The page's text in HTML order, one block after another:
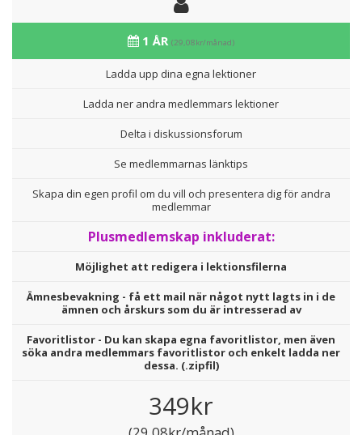
1 ÅR (29,08kr/månad)
Ladda upp dina egna lektioner
Ladda ner andra medlemmars lektioner
Delta i diskussionsforum
Se medlemmarnas länktips
Skapa din egen profil om du vill och presentera dig för andra
medlemmar
Plusmedlemskap inkluderat:
Möjlighet att redigera i lektionsfilerna
Ämnesbevakning - få ett mail när något nytt lagts in i de
ämnen och årskurs som du är intresserad av
Favoritlistor - Du kan skapa egna favoritlistor, men även
söka andra medlemmars favoritlistor och enkelt ladda ner
dessa. (.zipfil)
349kr